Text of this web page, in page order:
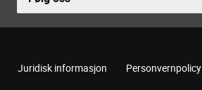
Juridisk informasjon Personvernpolicy